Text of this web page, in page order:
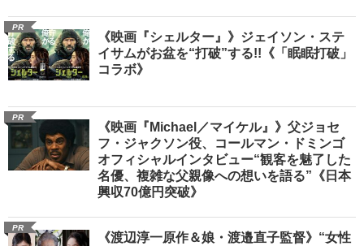
PR
《映画『シェルター』》ジェイソン・ステ
イサムがお盆を“打破”する!!《「眠眠打破」
コラボ》
PR
《映画『Michael／マイケル』》父ジョセ
フ・ジャクソン役、コールマン・ドミンゴ
オフィシャルインタビュー“観客を魅了した
名優、複雑な父親像への想いを語る”《日本
興収70億円突破》
PR
《渡辺淳一原作＆娘・渡邉直子監督》“女性